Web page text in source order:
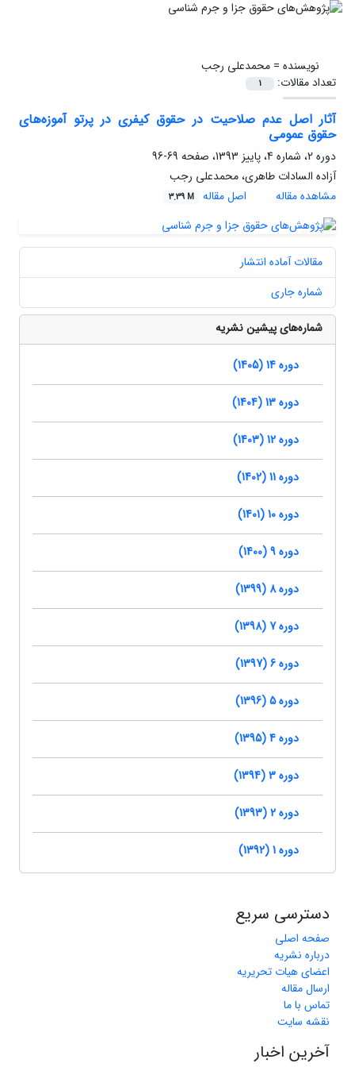
نویسنده =محمدعلی رجب
تعداد مقالات:
1
آثار اصل عدم صلاحیت در حقوق کیفری در پرتو آموزه‌های
حقوق عمومی
دوره 2، شماره 4، پاییز 1393، صفحه
69-96
آزاده السادات طاهری، محمدعلی رجب
مشاهده مقاله
اصل مقاله 3.39 M
مقالات آماده انتشار
شماره جاری
شماره‌های پیشین نشریه
دوره 14 (1405)
دوره 13 (1404)
دوره 12 (1403)
دوره 11 (1402)
دوره 10 (1401)
دوره 9 (1400)
دوره 8 (1399)
دوره 7 (1398)
دوره 6 (1397)
دوره 5 (1396)
دوره 4 (1395)
دوره 3 (1394)
دوره 2 (1393)
دوره 1 (1392)
دسترسی سریع
صفحه اصلی
درباره نشریه
اعضای هیات تحریریه
ارسال مقاله
تماس با ما
نقشه سایت
آخرین اخبار